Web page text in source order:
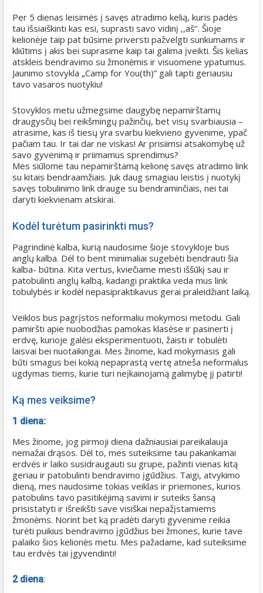
Per 5 dienas leisimės į savęs atradimo kelią, kuris padės
tau išsiaiškinti kas esi, suprasti savo vidinį ‚,aš‘‘. Šioje
kelionėje taip pat būsime priversti pažvelgti sunkumams ir
kliūtims į akis bei suprasime kaip tai galima įveikti. Šis kelias
atskleis bendravimo su žmonėmis ir visuomene ypatumus.
Jaunimo stovykla „Camp for You(th)” gali tapti geriausiu
tavo vasaros nuotykiu!
Stovyklos metu užmegsime daugybę nepamirštamų
draugysčių bei reikšmingų pažinčių, bet visų svarbiausia –
atrasime, kas iš tiesų yra svarbu kiekvieno gyvenime, ypač
pačiam tau. Ir tai dar ne viskas! Ar prisiimsi atsakomybę už
savo gyvenimą ir priimamus sprendimus?
Mes siūlome tau nepamirštamą kelionę savęs atradimo link
su kitais bendraamžiais. Juk daug smagiau leistis į nuotykį
savęs tobulinimo link drauge su bendraminčiais, nei tai
daryti kiekvienam atskirai.
Kodėl turėtum pasirinkti mus?
Pagrindinė kalba, kurią naudosime šioje stovykloje bus
anglų kalba. Dėl to bent minimaliai sugebėti bendrauti šia
kalba- būtina. Kita vertus, kviečiame mesti iššūkį sau ir
patobulinti anglų kalbą, kadangi praktika veda mus link
tobulybės ir kodėl nepasipraktikavus gerai praleidžiant laiką.
Veiklos bus pagrįstos neformaliu mokymosi metodu. Gali
pamiršti apie nuobodžias pamokas klasėse ir pasinerti į
erdvę, kurioje galėsi eksperimentuoti, žaisti ir tobulėti
laisvai bei nuotaikingai. Mes žinome, kad mokymasis gali
būti smagus bei kokią nepaprastą vertę atneša neformalus
ugdymas tiems, kurie turi neįkainojamą galimybę jį patirti!
Ką mes veiksime?
1 diena:
Mes žinome, jog pirmoji diena dažniausiai pareikalauja
nemažai drąsos. Dėl to, mes suteiksime tau pakankamai
erdvės ir laiko susidraugauti su grupe, pažinti vienas kitą
geriau ir patobulinti bendravimo įgūdžius. Taigi, atvykimo
dieną, mes naudosime tokias veiklas ir priemones, kurios
patobulins tavo pasitikėjimą savimi ir suteiks šansą
prisistatyti ir išreikšti save visiškai nepažįstamiems
žmonėms. Norint bet ką pradėti daryti gyvenime reikia
turėti puikius bendravimo įgūdžius bei žmones, kurie tave
palaiko šios kelionės metu. Mes pažadame, kad suteiksime
tau erdvės tai įgyvendinti!
2 diena: